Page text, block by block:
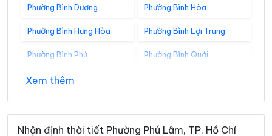
Phường Bình Dương Phường Bình Hòa
Phường Bình Hưng Hòa Phường Bình Lợi Trung
Phường Bình Phú Phường Bình Quới
Phường Bình Tân
Phường Bình Thạnh Phường Bình Thới
Phường Bình Tiên Phường Bình Trị Đông
Xem thêm
Nhận định thời tiết Phường Phú Lâm, TP. Hồ Chí